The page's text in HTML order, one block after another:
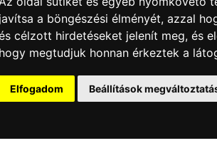
javítsa a böngészési élményét, azzal
célzott hirdetéseket jelenít meg, és
hogy megtudjuk honnan érkeztek a
Elfogadom Beállítások
nyilatkozat